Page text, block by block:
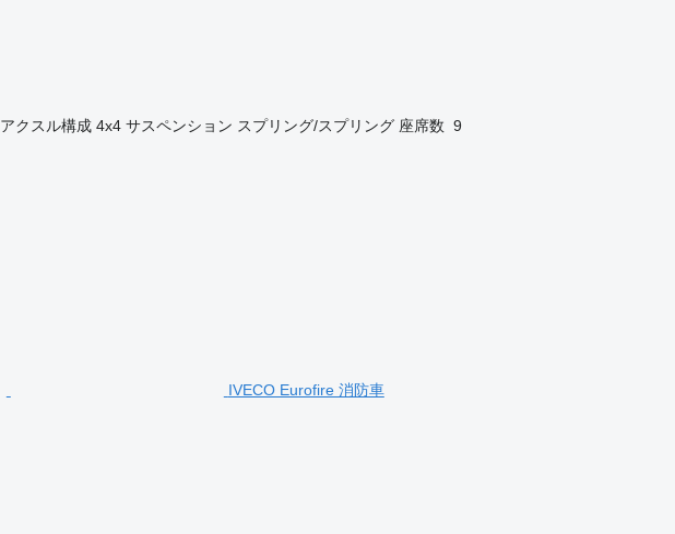
アクスル構成 4x4 サスペンション スプリング/スプリング 座席数 9
IVECO Eurofire 消防車